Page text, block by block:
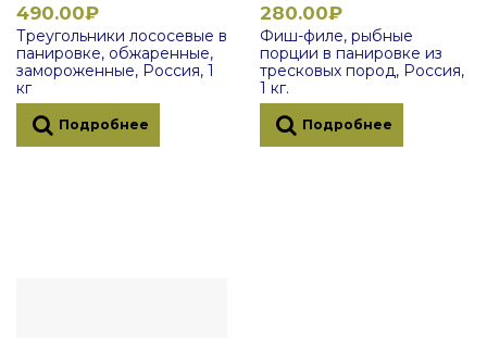
490.00₽
Треугольники лососевые в
панировке, обжаренные,
замороженные, Россия, 1
кг
Подробнее
280.00₽
Фиш-филе, рыбные
порции в панировке из
тресковых пород, Россия,
1 кг.
Подробнее